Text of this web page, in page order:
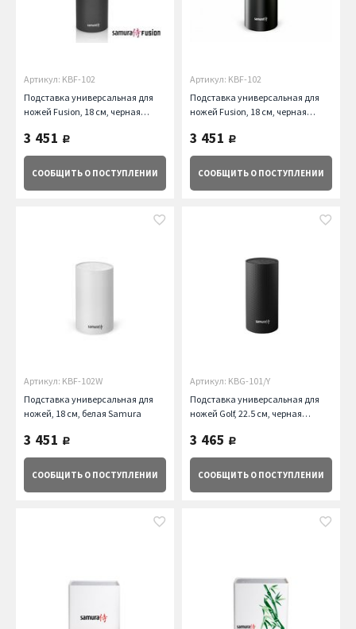
Артикул: KBF-102
Подставка универсальная для
ножей Fusion, 18 cм, черная
3 451 руб.
СООБЩИТЬ О ПОСТУПЛЕНИИ
Артикул: KBF-102
Подставка универсальная для
ножей Fusion, 18 см, черная
3 451 руб.
СООБЩИТЬ О ПОСТУПЛЕНИИ
Артикул: KBF-102W
Подставка универсальная для
ножей, 18 см, белая Samura
3 451 руб.
СООБЩИТЬ О ПОСТУПЛЕНИИ
Артикул: KBG-101/Y
Подставка универсальная для
ножей Golf, 22.5 см, черная
3 465 руб.
СООБЩИТЬ О ПОСТУПЛЕНИИ